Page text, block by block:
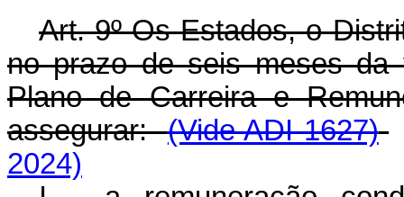
Art. 9º Os Estados, o
no prazo de seis meses da
Plano de Carreira e
assegurar:(Vide ADI 1627)
2024)